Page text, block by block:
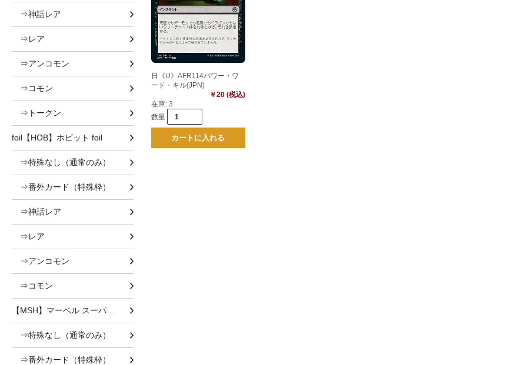
⇒神話レア
⇒レア
⇒アンコモン
⇒コモン
⇒トークン
foil【HOB】ホビット foil
⇒特殊なし（通常のみ）
⇒番外カード（特殊枠）
⇒神話レア
⇒レア
⇒アンコモン
⇒コモン
⇒特殊なし（通常のみ）
⇒番外カード（特殊枠）
日《U》AFR114パワー・ワ
ード・キル(JPN)
￥20 (税込)
在庫: 3
数量
カートに入れる